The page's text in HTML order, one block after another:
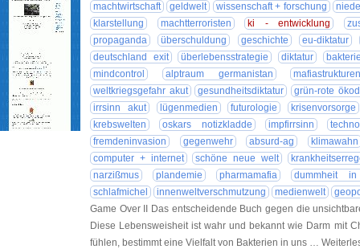
machtwirtschaft
geldwelt wissenschaft + forschung
klarstellung
machtterroristen ki - entwicklung
propaganda
überschuldung geschichte
eu-diktatur
deutschland exit
überlebensstrategie diktatur
mindcontrol
alptraum germanistan
weltkriegsgefahr akut
gesundheitsdiktatur
grün-rote
irrsinn akut
lügenmedien futurologie
krisenvorsorge
krebswelten
oskars notizkladde impfirrsinn
fremdeninvasion
gegenwehr absurd-ag
klimawahn
computer + internet
schöne neue welt
narzißmus
plandemie pharmamafia
dummheit
schlafmichel
innenweltverschmutzung medienwelt
Game Over II Das entscheidende Buch gegen die
Diese Lebensweisheit ist wahr und bekannt wie Darm mit
fühlen, bestimmt eine Vielfalt von Bakterien in uns …